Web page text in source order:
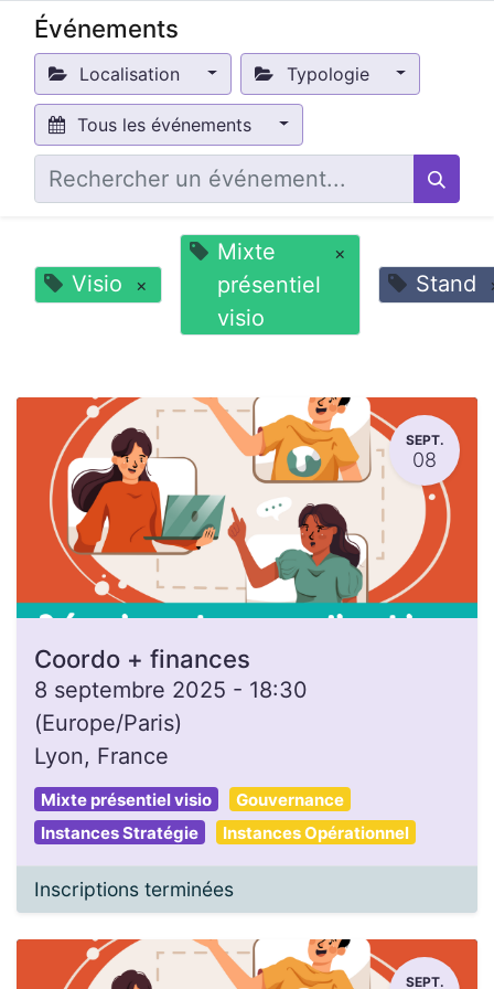
Événements
Localisation Typologie
Tous les événements
Visio ×
Mixte
présentiel
visio
×
Stand
SEPT.
08
Coordo + finances
8 septembre 2025 - 18:30
(Europe/Paris)
Lyon, France
Mixte présentiel visio
Gouvernance
Instances Stratégie
Instances Opérationnel
Inscriptions terminées
SEPT.